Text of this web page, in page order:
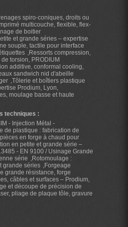
spiro-coniques, droits ou
multicouche, flexible, flex-
de boitier
et grande séries – expertise
souple, tactile pour interface
Ressorts compression,
torsion, PRODIUM
additive, conformal cooling,
sandwich nid d'abeille
Tôlerie et boîtiers plastique
Prodium, Lyon,
moulage basse et haute
techniques :
- Injection Métal -
de plastique : fabrication de
en forge à chaud pour
en petite et grande série –
- EN 9100 / Usinage Grande
série
Rotomoulage :
grande séries
Forgeage
grande résistance, forge
câbles et surfaces – Prodium,
et découpe de précision de
pliage de plaque tôle, gravure